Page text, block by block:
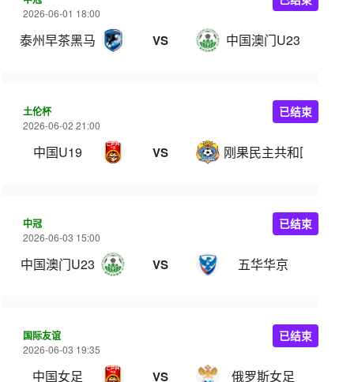
2026-06-01 18:00
泰州早茶黑马 VS 中国澳门U23
土伦杯
2026-06-02 21:00
中国U19 VS 刚果民主共和国U23
已结束
中冠
2026-06-03 15:00
中国澳门U23 VS 五华华京
已结束
国际友谊
2026-06-03 19:35
中国女足 VS 俄罗斯女足
已结束